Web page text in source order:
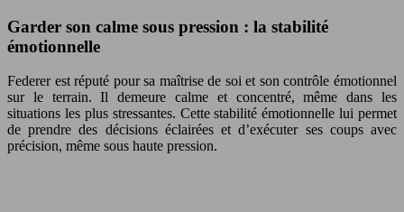
Garder son calme sous pression : la stabilité
émotionnelle
Federer est réputé pour sa maîtrise de soi et son contrôle émotionnel
sur le terrain. Il demeure calme et concentré, même dans les
situations les plus stressantes. Cette stabilité émotionnelle lui permet
de prendre des décisions éclairées et d’exécuter ses coups avec
précision, même sous haute pression.